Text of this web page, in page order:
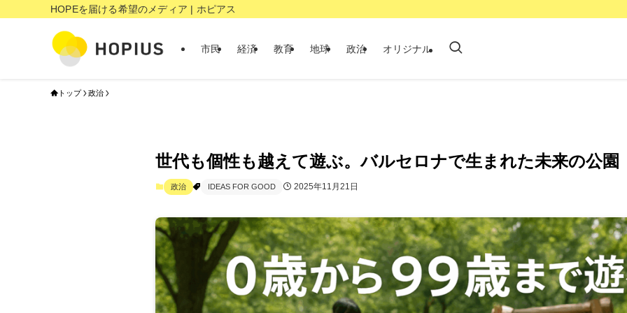
HOPEを届ける希望のメディア | ホピアス
市民 経済 教育 地球 政治 オリジナル
トップ 政治
世代も個性も越えて遊ぶ。バルセロナで生まれた未来の公園
政治 IDEAS FOR GOOD 2025年11月21日